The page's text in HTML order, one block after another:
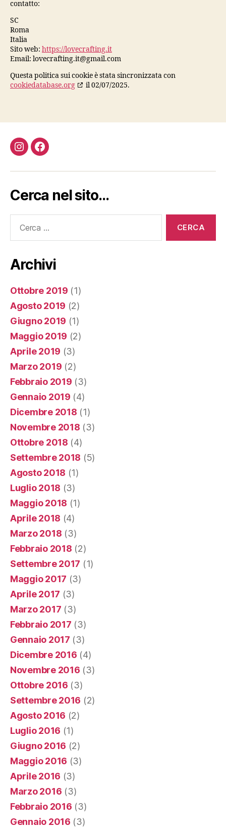
contatto:
SC
Roma
Italia
Sito web: https://lovecrafting.it
Email: lovecrafting.it@gmail.com
Questa politica sui cookie è stata sincronizzata con
cookiedatabase.org
il 02/07/2025.
InstagramFacebook
Cerca nel sito…
Archivi
Ottobre 2019 (1)
Agosto 2019 (2)
Giugno 2019 (1)
Maggio 2019 (2)
Aprile 2019 (3)
Marzo 2019 (2)
Febbraio 2019 (3)
Gennaio 2019 (4)
Dicembre 2018 (1)
Novembre 2018 (3)
Ottobre 2018 (4)
Settembre 2018 (5)
Agosto 2018 (1)
Luglio 2018 (3)
Maggio 2018 (1)
Aprile 2018 (4)
Marzo 2018 (3)
Febbraio 2018 (2)
Settembre 2017 (1)
Maggio 2017 (3)
Aprile 2017 (3)
Marzo 2017 (3)
Febbraio 2017 (3)
Gennaio 2017 (3)
Dicembre 2016 (4)
Novembre 2016 (3)
Ottobre 2016 (3)
Settembre 2016 (2)
Agosto 2016 (2)
Luglio 2016 (1)
Giugno 2016 (2)
Maggio 2016 (3)
Aprile 2016 (3)
Marzo 2016 (3)
Febbraio 2016 (3)
Gennaio 2016 (3)